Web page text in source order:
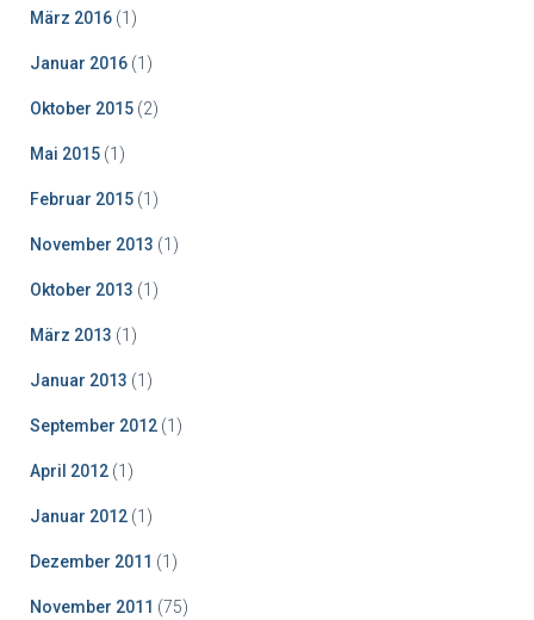
März 2016 (1)
Januar 2016 (1)
Oktober 2015 (2)
Mai 2015 (1)
Februar 2015 (1)
November 2013 (1)
Oktober 2013 (1)
März 2013 (1)
Januar 2013 (1)
September 2012 (1)
April 2012 (1)
Januar 2012 (1)
Dezember 2011 (1)
November 2011 (75)